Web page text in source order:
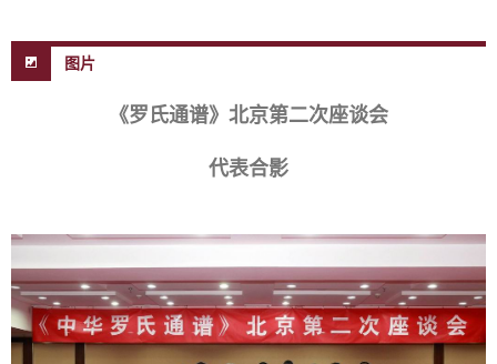
图片
《罗氏通谱》北京第二次座谈会
代表合影